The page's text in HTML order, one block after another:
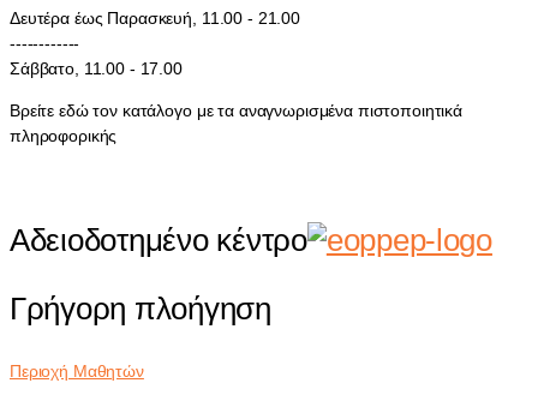
Δευτέρα έως Παρασκευή, 11.00 - 21.00
------------
Σάββατο, 11.00 - 17.00
Βρείτε εδώ τον κατάλογο με τα αναγνωρισμένα πιστοποιητικά
πληροφορικής
Αδειοδοτημένο κέντρο
Γρήγορη πλοήγηση
Περιοχή Μαθητών